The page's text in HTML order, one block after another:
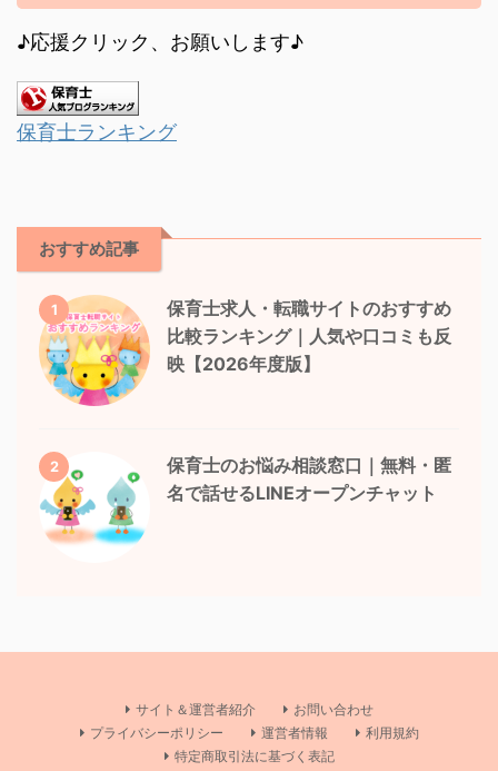
♪応援クリック、お願いします♪
保育士ランキング
おすすめ記事
1
保育士求人・転職サイトのおすすめ
比較ランキング｜人気や口コミも反
映【2026年度版】
2
保育士のお悩み相談窓口｜無料・匿
名で話せるLINEオープンチャット
サイト＆運営者紹介
お問い合わせ
プライバシーポリシー
運営者情報
利用規約
特定商取引法に基づく表記